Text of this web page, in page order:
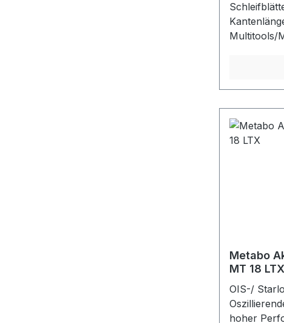
Multitools/
den
nahezu
Ungelocht,
Metabo
MT 18 LTX
OIS-/
hoher